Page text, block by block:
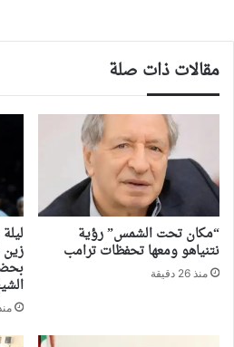
مقالات ذات صلة
“مكان تحت الشمس” رؤية
نتنياهو ومعها تحفظات ترامب
منذ 26 دقيقة
زين